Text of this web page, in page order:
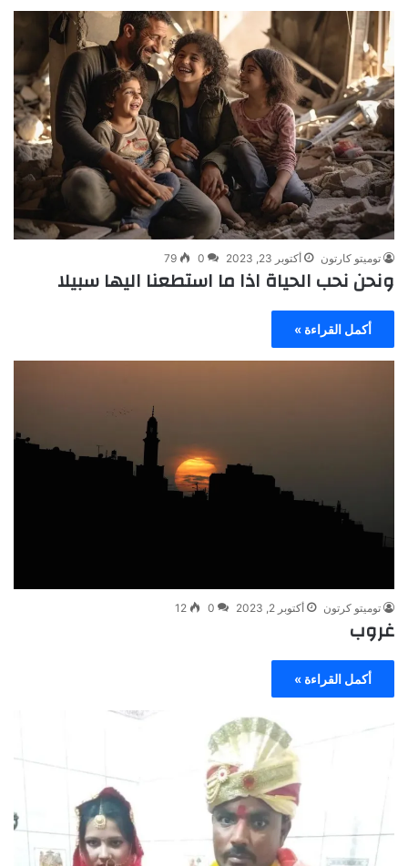
توميتو كارتون أكتوبر 23, 2023 0
79
ونحن نحب الحياة اذا ما استطعنا اليها سبيلا
أكمل القراءة »
توميتو كرتون أكتوبر 2, 2023 0
12
غروب
أكمل القراءة »